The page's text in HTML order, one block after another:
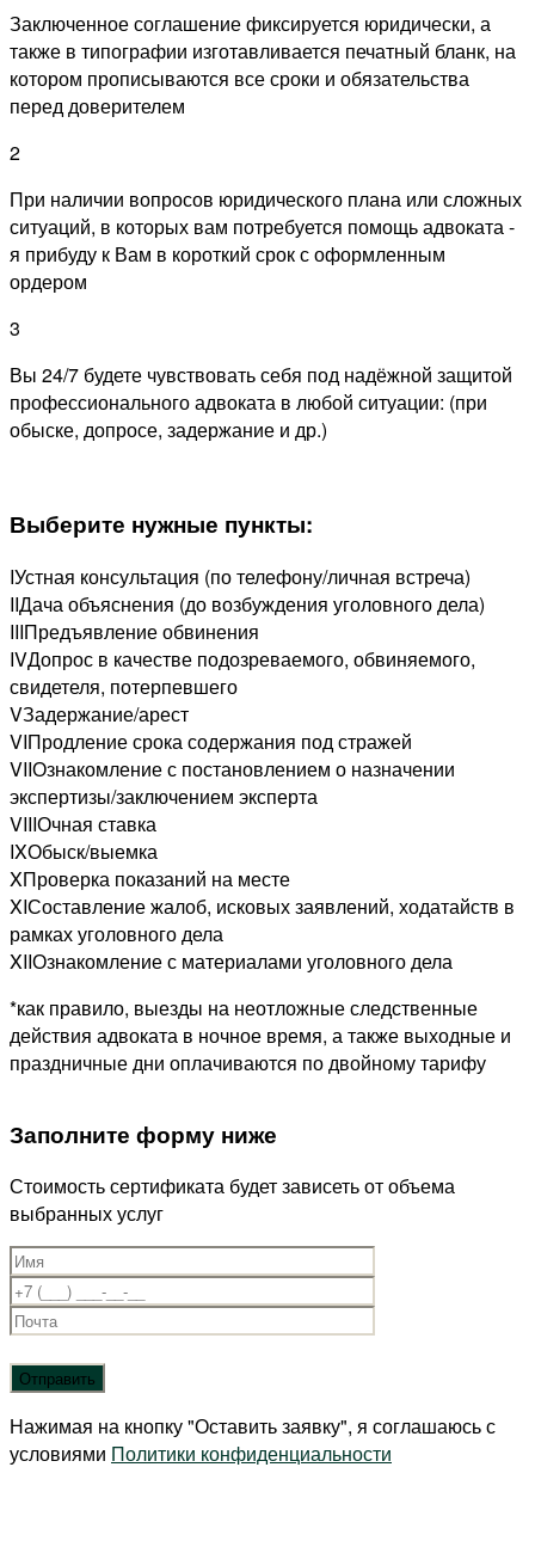
Заключенное соглашение фиксируется юридически, а
также в типографии изготавливается печатный бланк, на
котором прописываются все сроки и обязательства
перед доверителем
2
При наличии вопросов юридического плана или сложных
ситуаций, в которых вам потребуется помощь адвоката -
я прибуду к Вам в короткий срок с оформленным
ордером
3
Вы 24/7 будете чувствовать себя под надёжной защитой
профессионального адвоката в любой ситуации: (при
обыске, допросе, задержание и др.)
Выберите нужные пункты:
IУстная консультация (по телефону/личная встреча)
IIДача объяснения (до возбуждения уголовного дела)
IIIПредъявление обвинения
IVДопрос в качестве подозреваемого, обвиняемого,
свидетеля, потерпевшего
VЗадержание/арест
VIПродление срока содержания под стражей
VIIОзнакомление с постановлением о назначении
экспертизы/заключением эксперта
VIIIОчная ставка
IXОбыск/выемка
XПроверка показаний на месте
XIСоставление жалоб, исковых заявлений, ходатайств в
рамках уголовного дела
XIIОзнакомление с материалами уголовного дела
*как правило, выезды на неотложные следственные
действия адвоката в ночное время, а также выходные и
праздничные дни оплачиваются по двойному тарифу
Заполните форму ниже
Стоимость сертификата будет зависеть от объема
выбранных услуг
Нажимая на кнопку "Оставить заявку", я соглашаюсь с
условиями Политики конфиденциальности